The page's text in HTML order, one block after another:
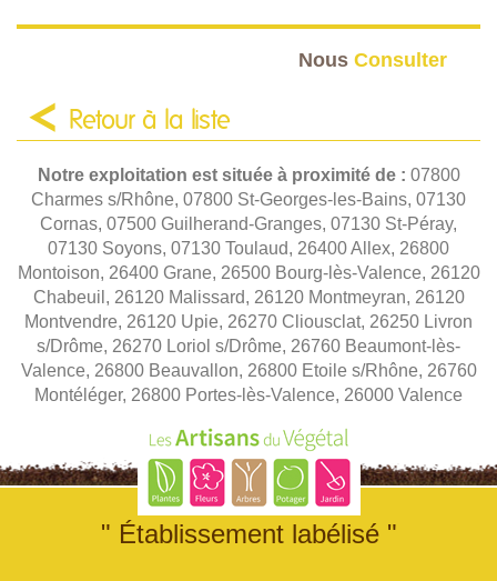
Nous Consulter
Retour à la liste
Notre exploitation est située à proximité de : 07800
Charmes s/Rhône, 07800 St-Georges-les-Bains, 07130
Cornas, 07500 Guilherand-Granges, 07130 St-Péray,
07130 Soyons, 07130 Toulaud, 26400 Allex, 26800
Montoison, 26400 Grane, 26500 Bourg-lès-Valence, 26120
Chabeuil, 26120 Malissard, 26120 Montmeyran, 26120
Montvendre, 26120 Upie, 26270 Cliousclat, 26250 Livron
s/Drôme, 26270 Loriol s/Drôme, 26760 Beaumont-lès-
Valence, 26800 Beauvallon, 26800 Etoile s/Rhône, 26760
Montéléger, 26800 Portes-lès-Valence, 26000 Valence
" Établissement labélisé "